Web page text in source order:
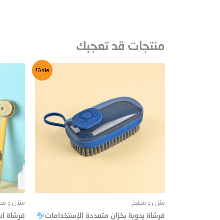
منتجات قد تعجبك
Sale!
منزل و مطبخ
فرشاة يدوية بخزان متعددة الإستخدامات
منزل و
فرشاة